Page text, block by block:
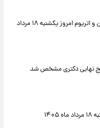
قیمت بیت‌کوین و اتریوم امروز یکشنبه ۱۸ مرداد
مشخص شد